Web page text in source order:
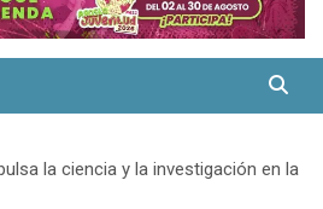
la ciencia y la investigación en la